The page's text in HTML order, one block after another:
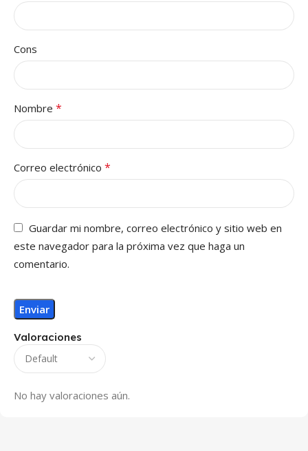
Valoraciones
No hay valoraciones aún.
Cons
Nombre *
Correo electrónico *
Guardar mi nombre, correo electrónico y sitio web en
este navegador para la próxima vez que haga un
comentario.